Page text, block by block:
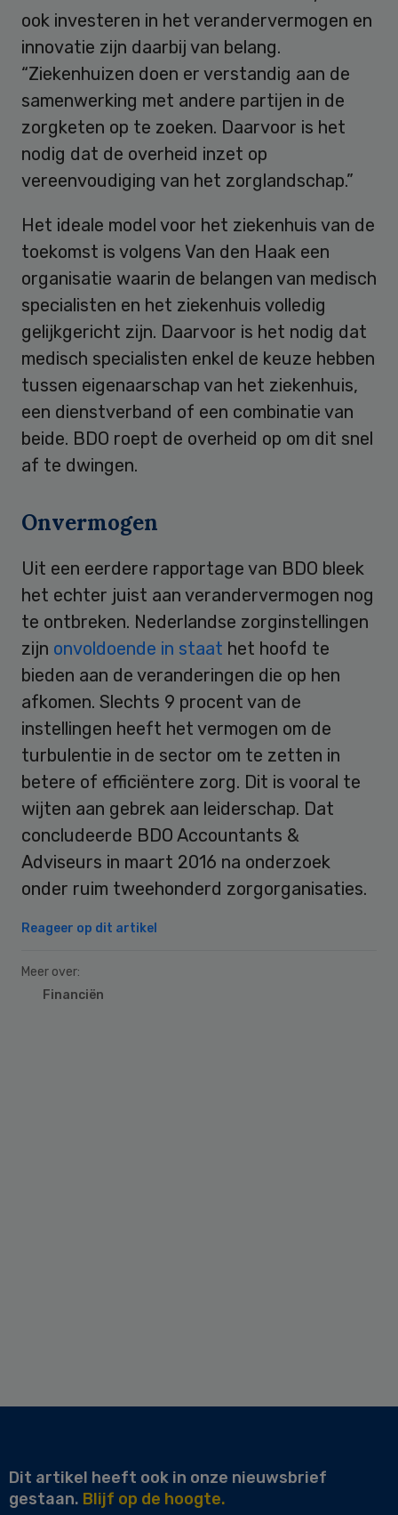
ook investeren in het verandervermogen en
innovatie zijn daarbij van belang.
“Ziekenhuizen doen er verstandig aan de
samenwerking met andere partijen in de
zorgketen op te zoeken. Daarvoor is het
nodig dat de overheid inzet op
vereenvoudiging van het zorglandschap.”
Het ideale model voor het ziekenhuis van de
toekomst is volgens Van den Haak een
organisatie waarin de belangen van medisch
specialisten en het ziekenhuis volledig
gelijkgericht zijn. Daarvoor is het nodig dat
medisch specialisten enkel de keuze hebben
tussen eigenaarschap van het ziekenhuis,
een dienstverband of een combinatie van
beide. BDO roept de overheid op om dit snel
af te dwingen.
Onvermogen
Uit een eerdere rapportage van BDO bleek
het echter juist aan verandervermogen nog
te ontbreken. Nederlandse zorginstellingen
zijn onvoldoende in staat het hoofd te
bieden aan de veranderingen die op hen
afkomen. Slechts 9 procent van de
instellingen heeft het vermogen om de
turbulentie in de sector om te zetten in
betere of efficiëntere zorg. Dit is vooral te
wijten aan gebrek aan leiderschap. Dat
concludeerde BDO Accountants &
Adviseurs in maart 2016 na onderzoek
onder ruim tweehonderd zorgorganisaties.
Reageer op dit artikel
Meer over:
Financiën
Dit artikel heeft ook in onze nieuwsbrief
gestaan. Blijf op de hoogte.